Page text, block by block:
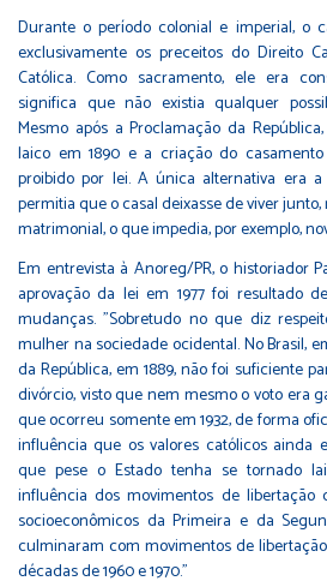
Durante o período colonial e imperial, o
exclusivamente os preceitos do Direito
Católica. Como sacramento, ele era
significa que não existia qualquer
Mesmo após a Proclamação da
laico em 1890 e a criação do
proibido por lei. A única alternativa era
permitia que o casal deixasse de viver
matrimonial, o que impedia, por exemplo,
Em entrevista à Anoreg/PR, o historiador
aprovação da lei em 1977 foi resultado
mudanças. "Sobretudo no que diz
mulher na sociedade ocidental. No Brasil,
da República, em 1889, não foi suficiente
divórcio, visto que nem mesmo o voto era
que ocorreu somente em 1932, de forma
influência que os valores católicos ainda
que pese o Estado tenha se tornado
influência dos movimentos de
socioeconômicos da Primeira e da
culminaram com movimentos de
décadas de 1960 e 1970.”